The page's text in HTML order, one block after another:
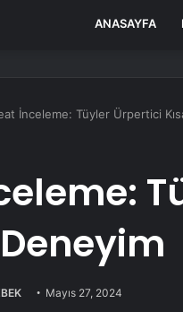
ANASAYFA
İnceleme: Tüyler Ürpertici
Mayıs 27, 2024